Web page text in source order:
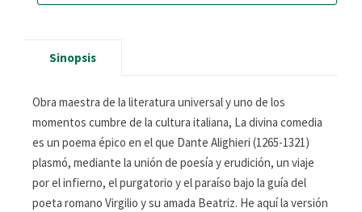
Sinopsis
Obra maestra de la literatura universal y uno de los
momentos cumbre de la cultura italiana, La divina comedia
es un poema épico en el que Dante Alighieri (1265-1321)
plasmó, mediante la unión de poesía y erudición, un viaje
por el infierno, el purgatorio y el paraíso bajo la guía del
poeta romano Virgilio y su amada Beatriz. He aquí la versión